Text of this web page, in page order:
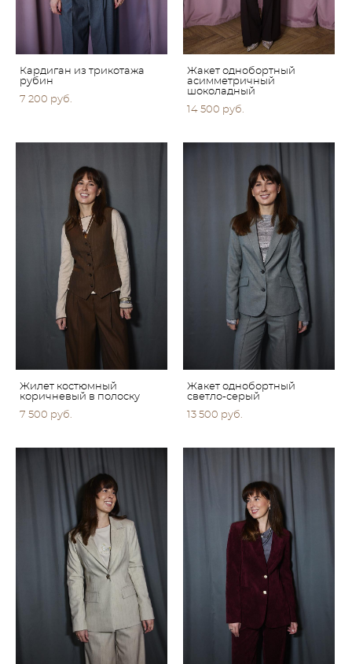
Кардиган из трикотажа
рубин
7 200 pуб.
Жакет однобортный
асимметричный
шоколадный
14 500 pуб.
Жилет костюмный
коричневый в полоску
7 500 pуб.
Жакет однобортный
светло-серый
13 500 pуб.